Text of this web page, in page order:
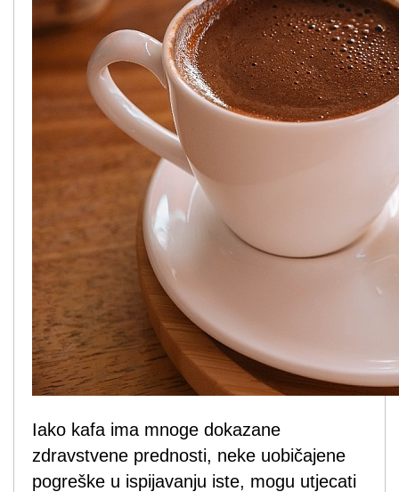
Iako kafa ima mnoge dokazane
zdravstvene prednosti, neke uobičajene
pogreške u ispijavanju iste, mogu utjecati